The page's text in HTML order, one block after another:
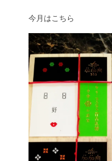
今月はこちら